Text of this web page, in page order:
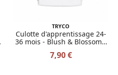
TRYCO
Culotte d'apprentissage 24-
36 mois - Blush & Blossom /
7,90 €